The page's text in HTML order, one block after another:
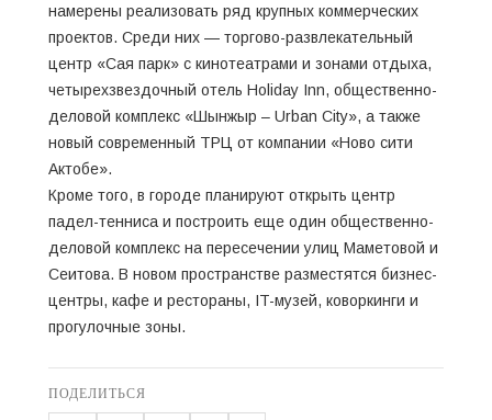
намерены реализовать ряд крупных коммерческих
проектов. Среди них — торгово-развлекательный
центр «Сая парк» с кинотеатрами и зонами отдыха,
четырехзвездочный отель Holiday Inn, общественно-
деловой комплекс «Шынжыр – Urban City», а также
новый современный ТРЦ от компании «Ново сити
Актобе».
Кроме того, в городе планируют открыть центр
падел-тенниса и построить еще один общественно-
деловой комплекс на пересечении улиц Маметовой и
Сеитова. В новом пространстве разместятся бизнес-
центры, кафе и рестораны, IT-музей, коворкинги и
прогулочные зоны.
ПОДЕЛИТЬСЯ